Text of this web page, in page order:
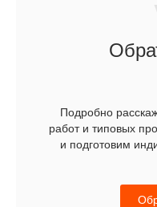
Подробно
работ и типовых
и подготовим